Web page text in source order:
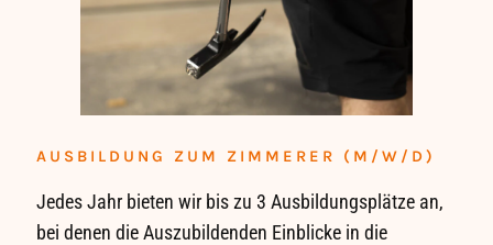
AUSBILDUNG ZUM ZIMMERER (M/W/D)
Jedes Jahr bieten wir bis zu 3 Ausbildungsplätze an,
bei denen die Auszubildenden Einblicke in die